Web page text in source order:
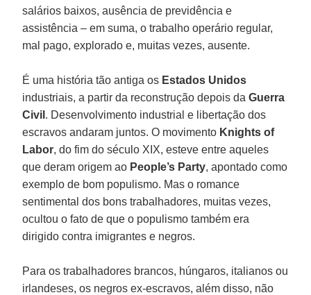
salários baixos, ausência de previdência e
assistência – em suma, o trabalho operário regular,
mal pago, explorado e, muitas vezes, ausente.
É uma história tão antiga os Estados Unidos
industriais, a partir da reconstrução depois daGuerra
Civil . Desenvolvimento industrial e libertação dos
escravos andaram juntos. O movimento Knights of
Labor, do fim do século XIX, esteve entre aqueles
que deram origem ao People’s Party, apontado como
exemplo de bom populismo. Mas o romance
sentimental dos bons trabalhadores, muitas vezes,
ocultou o fato de que o populismo também era
dirigido contra imigrantes e negros.
Para os trabalhadores brancos, húngaros, italianos ou
irlandeses, os negros ex-escravos, além disso, não